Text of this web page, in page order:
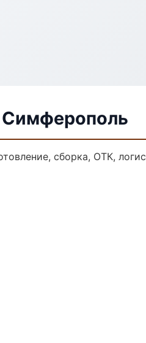
Симферополь
сборка, ОТК,